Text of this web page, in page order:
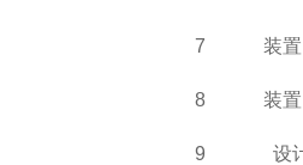
7 装
8 装
9 设